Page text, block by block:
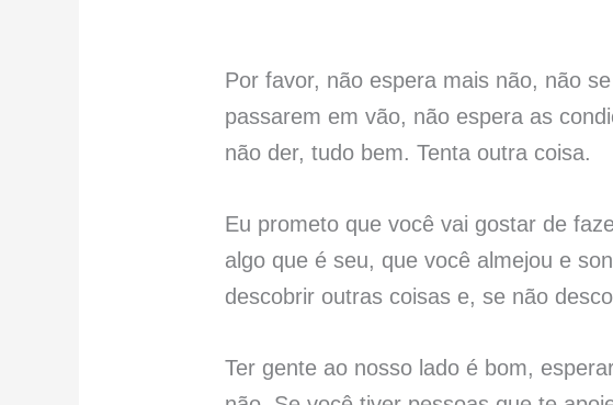
Por favor, não espera mais não, não
passarem em vão, não espera as
não der, tudo bem. Tenta outra coisa.
Eu prometo que você vai gostar de
algo que é seu, que você almejou e
descobrir outras coisas e, se não
Ter gente ao nosso lado é bom,